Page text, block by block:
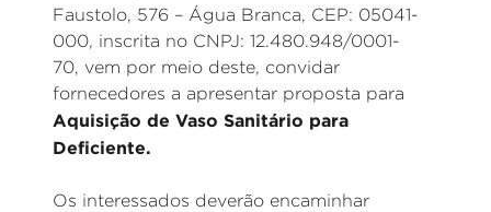
Faustolo, 576 – Água Branca, CEP: 05041-
000, inscrita no CNPJ: 12.480.948/0001-
70, vem por meio deste, convidar
fornecedores a apresentar proposta para
Aquisição de Vaso Sanitário para
Deficiente.
Os interessados deverão encaminhar